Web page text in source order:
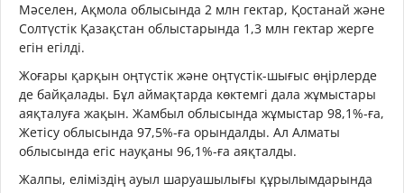
Мәселен, Ақмола облысында 2 млн гектар, Қостанай және
Солтүстік Қазақстан облыстарында 1,3 млн гектар жерге
егін егілді.
Жоғары қарқын оңтүстік және оңтүстік-шығыс өңірлерде
де байқалады. Бұл аймақтарда көктемгі дала жұмыстары
аяқталуға жақын. Жамбыл облысында жұмыстар 98,1%-ға,
Жетісу облысында 97,5%-ға орындалды. Ал Алматы
облысында егіс науқаны 96,1%-ға аяқталды.
Жалпы, еліміздің ауыл шаруашылығы құрылымдарында